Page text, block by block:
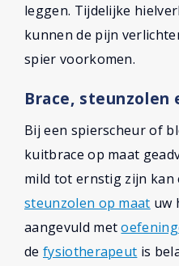
leggen. Tijdelijke
kunnen de pijn
spier voorkomen.
Brace, steunzolen
Bij een spierscheur of
kuitbrace op maat
mild tot ernstig zijn kan
steunzolen op maat uw
aangevuld met
de fysiotherapeut is